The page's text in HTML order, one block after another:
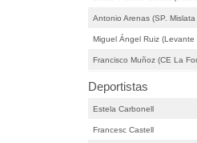
Antonio Arenas (SP. Mislata
Miguel Ángel Ruiz (Levante
Francisco Muñoz (CE La
Deportistas
Estela Carbonell
Francesc Castell